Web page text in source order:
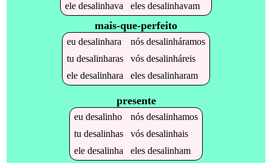
ele desalinhava eles desalinhavam
mais-que-perfeito
eu desalinhara nós desalinháramos
tu desalinharas vós desalinháreis
ele desalinhara eles desalinharam
presente
eu desalinho nós desalinhamos
tu desalinhas vós desalinhais
ele desalinha eles desalinham